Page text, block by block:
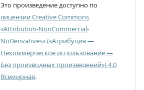
Это произведение доступно по
лицензии Creative Commons
«Attribution-NonCommercial-
NoDerivatives» («Атрибуция —
Некоммерческое использование —
Без производных произведений») 4.0
Всемирная.